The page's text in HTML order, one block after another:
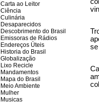
Carta ao Leitor
Ciência
Culinária
Desaparecidos
Descobrimento do Brasil
Emissoras de Rádios
Endereços Úteis
Historia do Brasil
Globalização
Lixo Recicle
Mandamentos
Mapa do Brasil
Meio Ambiente
Mulher
Musicas
se